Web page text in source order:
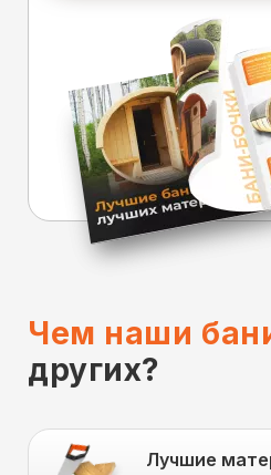
Чем наши
других?
Лучшие